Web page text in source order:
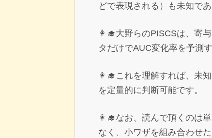
どで表現される）も未知で
👩‍🎓大野らのPISCSは、寄
タだけでAUC変化率を予測
👩‍🎓これを理解すれば、未
を定量的に判断可能です。
👩‍🎓なお、読んで頂くのは
なく、小ワザを組み合わせた